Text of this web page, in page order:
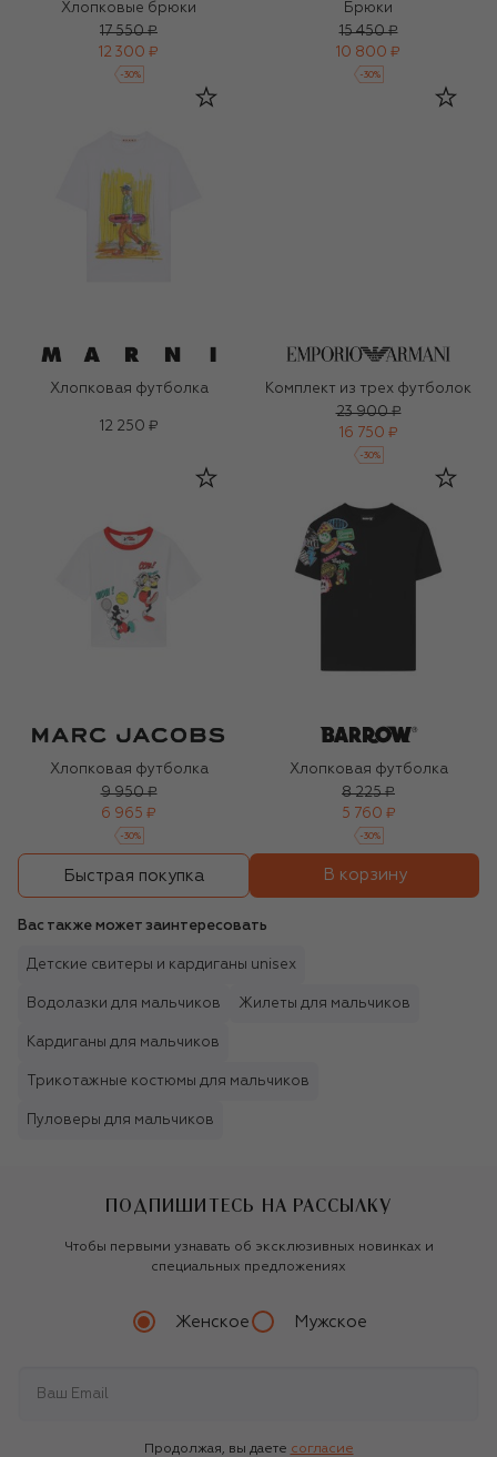
Хлопковые брюки
17 550 ₽
12 300 ₽
-30%
Брюки
15 450 ₽
10 800 ₽
-30%
Хлопковая футболка
12 250 ₽
Комплект из трех футболок
23 900 ₽
16 750 ₽
-30%
Хлопковая футболка
9 950 ₽
6 965 ₽
-30%
Хлопковая футболка
8 225 ₽
5 760 ₽
-30%
Быстрая покупка В корзину
Вас также может заинтересовать
Детские свитеры и кардиганы unisex
Водолазки для мальчиков Жилеты для мальчиков
Кардиганы для мальчиков
Трикотажные костюмы для мальчиков
Пуловеры для мальчиков
ПОДПИШИТЕСЬ НА РАССЫЛКУ
Чтобы первыми узнавать об эксклюзивных новинках и
специальных предложениях
Женское Мужское
Продолжая, вы даете согласие